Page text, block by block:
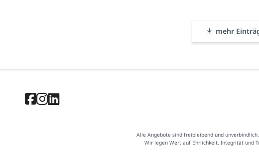
mehr
Alle Angebote sind freibleibend und
Wir legen Wert auf Ehrlichkeit, Integrität und